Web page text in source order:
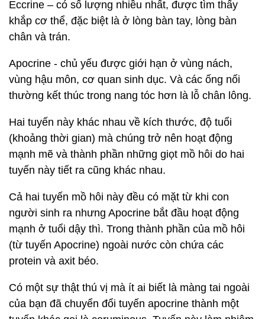
Eccrine – có số lượng nhiều nhất, được tìm thấy
khắp cơ thể, đặc biệt là ở lòng bàn tay, lòng bàn
chân và trán.
Apocrine - chủ yếu được giới hạn ở vùng nách,
vùng hậu môn, cơ quan sinh dục. Và các ống nối
thường kết thúc trong nang tóc hơn là lỗ chân lông.
Hai tuyến này khác nhau về kích thước, độ tuổi
(khoảng thời gian) mà chúng trở nên hoạt động
mạnh mẽ và thành phần những giọt mồ hôi do hai
tuyến này tiết ra cũng khác nhau.
Cả hai tuyến mồ hôi này đều có mặt từ khi con
người sinh ra nhưng Apocrine bắt đầu hoạt động
mạnh ở tuổi dậy thì. Trong thành phần của mồ hôi
(từ tuyến Apocrine) ngoài nước còn chứa các
protein và axit béo.
Có một sự thật thú vị mà ít ai biết là màng tai ngoài
của bạn đã chuyển đổi tuyến apocrine thành một